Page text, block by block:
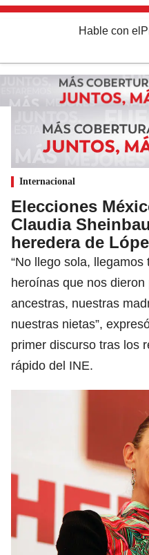
Hable con el
Internacional
Elecciones
Claudia
heredera de
“No llego sola,
heroínas que nos
ancestras, nuestras
nuestras nietas”,
primer discurso tras los
rápido del INE.